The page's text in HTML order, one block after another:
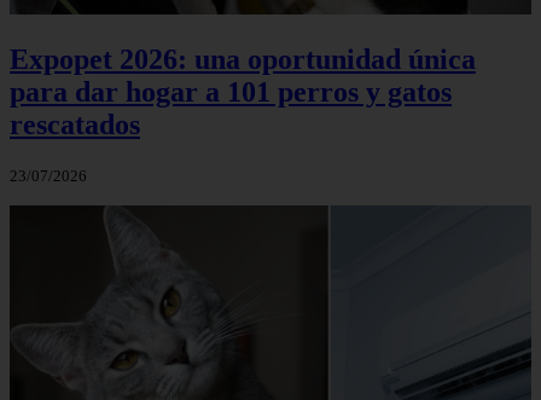
Expopet 2026: una oportunidad única
para dar hogar a 101 perros y gatos
rescatados
23/07/2026